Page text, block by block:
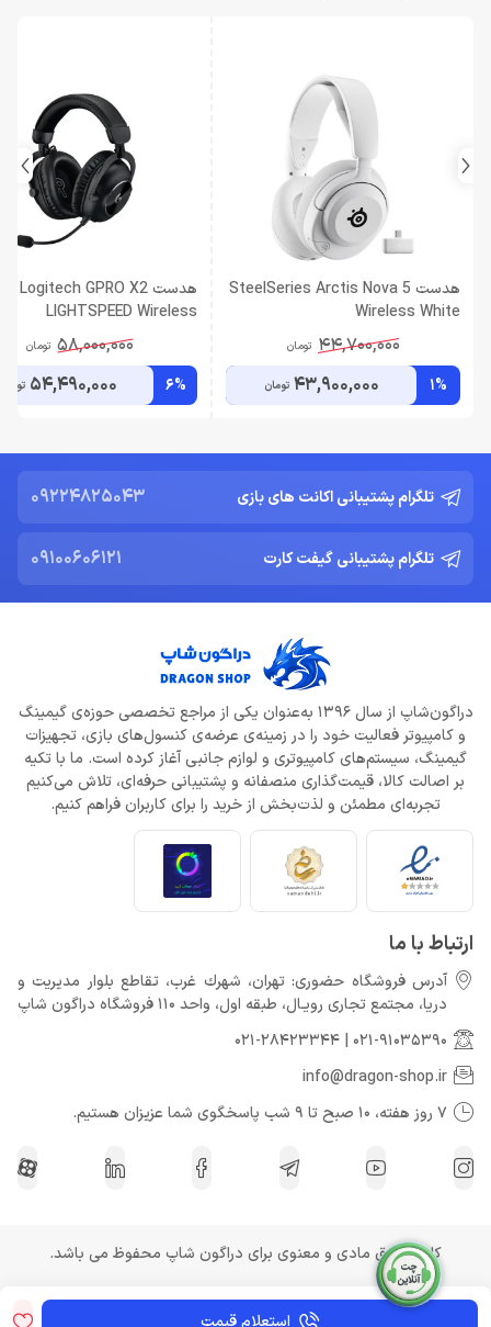
استعلام قیمت
هدست SteelSeries Arctis Nova 5
Wireless White
44,700,000 تومان
1%
43,900,000 تومان
هدست Logitech GPRO X2
LIGHTSPEED Wireless
58,000,000 تومان
6%
54,490,000 تومان
تلگرام پشتیبانی اکانت های بازی 09224825043
تلگرام پشتیبانی گیفت کارت 09100606121
دراگون‌شاپ از سال 1396 به‌عنوان یکی از مراجع تخصصی حوزه‌ی گیمینگ
و کامپیوتر فعالیت خود را در زمینه‌ی عرضه‌ی کنسول‌های بازی، تجهیزات
گیمینگ، سیستم‌های کامپیوتری و لوازم جانبی آغاز کرده است. ما با تکیه
بر اصالت کالا، قیمت‌گذاری منصفانه و پشتیبانی حرفه‌ای، تلاش می‌کنیم
تجربه‌ای مطمئن و لذت‌بخش از خرید را برای کاربران فراهم کنیم.
ارتباط با ما
آدرس فروشگاه حضوری: تهران، شهرك غرب، تقاطع بلوار مدیریت و
دريا، مجتمع تجارى رويـال، طبقه اول، واحد 110 فروشگاه دراگون شاپ
021-91035390
021-28423344
info@dragon-shop.ir
7 روز هفته، 10 صبح تا 9 شب پاسخگوی شما عزیزان هستیم.
کلیه حقوق مادی و معنوی برای دراگون شاپ محفوظ می باشد.